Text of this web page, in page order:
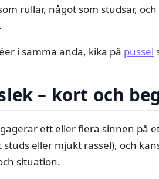
rullar, något som studsar,
i samma anda, kika på pussel
– kort och
ett eller flera sinnen på
studs eller mjukt rassel), och
situation.